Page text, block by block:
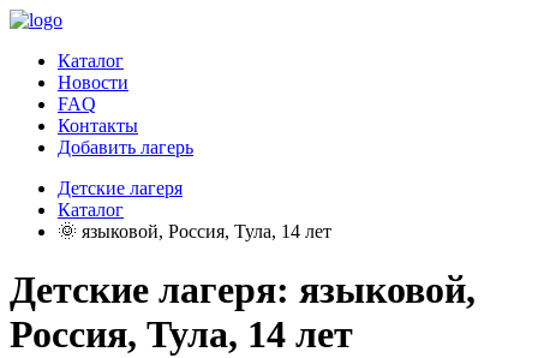
Каталог
Новости
FAQ
Контакты
Добавить лагерь
Детские лагеря
Каталог
🌞 языковой, Россия, Тула, 14 лет
Детские лагеря: языковой,
Россия, Тула, 14 лет